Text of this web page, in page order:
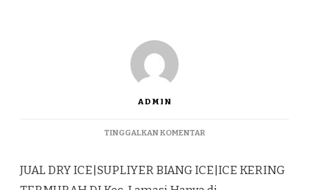
ADMIN
TINGGALKAN KOMENTARPADA
ICE|SUPLIYER
BIANG
JUAL DRY ICE|SUPLIYER BIANG ICE|ICE KERING